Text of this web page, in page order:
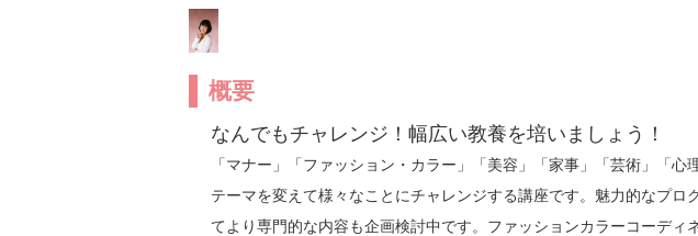
概要
なんでもチャレンジ！幅広い教養を培いましょう！
「マナー」「ファッション・カラー」「美容」「家事」「芸術」「
テーマを変えて様々なことにチャレンジする講座です。魅力的なプ
てより専門的な内容も企画検討中です。ファッションカラーコーデ